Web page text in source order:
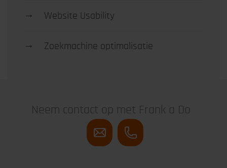
→ Website Usability
→ Zoekmachine optimalisatie
Neem contact op met Frank a Do